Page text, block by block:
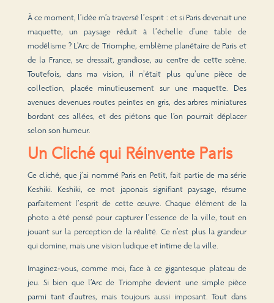
À ce moment, l’idée m’a traversé l’esprit : et si Paris devenait une
maquette, un paysage réduit à l’échelle d’une table de
modélisme ? L’Arc de Triomphe, emblème planétaire de Paris et
de la France, se dressait, grandiose, au centre de cette scène.
Toutefois, dans ma vision, il n’était plus qu’une pièce de
collection, placée minutieusement sur une maquette. Des
avenues devenues routes peintes en gris, des arbres miniatures
bordant ces allées, et des piétons que l’on pourrait déplacer
selon son humeur.
Un Cliché qui Réinvente Paris
Ce cliché, que j’ai nommé Paris en Petit, fait partie de ma série
Keshiki. Keshiki, ce mot japonais signifiant paysage, résume
parfaitement l’esprit de cette œuvre. Chaque élément de la
photo a été pensé pour capturer l’essence de la ville, tout en
jouant sur la perception de la réalité. Ce n’est plus la grandeur
qui domine, mais une vision ludique et intime de la ville.
Imaginez-vous, comme moi, face à ce gigantesque plateau de
jeu. Si bien que l’Arc de Triomphe devient une simple pièce
parmi tant d’autres, mais toujours aussi imposant. Tout dans